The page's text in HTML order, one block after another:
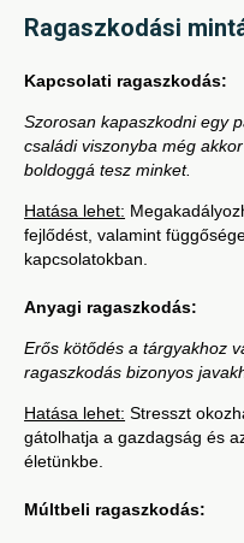
Ragaszkodási
Kapcsolati ragaszkodás:
Szorosan kapaszkodni egy
családi viszonyba még
boldoggá tesz minket.
Hatása lehet:
fejlődést, valamint
kapcsolatokban.
Anyagi ragaszkodás:
Erős kötődés a tárgyakhoz
ragaszkodás bizonyos
Hatása lehet: Stresszt
gátolhatja a gazdagság és
életünkbe.
Múltbeli ragaszkodás: